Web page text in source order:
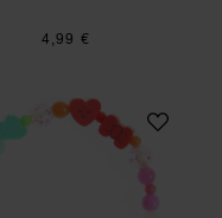
4,99 €
Armband Chingu